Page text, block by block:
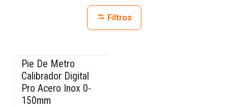
Filtros
-15% OFF
Pie De Metro
Calibrador Digital
Pro Acero Inox 0-
150mm